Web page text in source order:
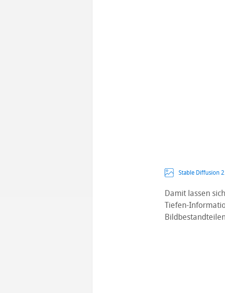
Stable Diffusion
Damit lassen
Tiefen-